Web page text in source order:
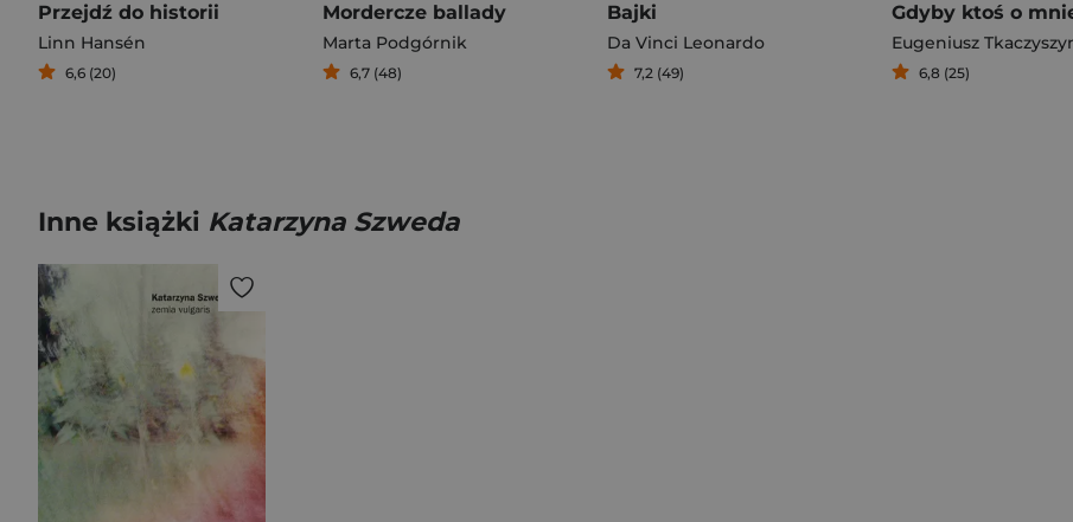
Przejdź do historii
Linn Hansén
6,6 (20)
Mordercze ballady
Marta Podgórnik
6,7 (48)
Bajki
Da Vinci Leonardo
7,2 (49) 6,8 (25)
Inne książki Katarzyna Szweda